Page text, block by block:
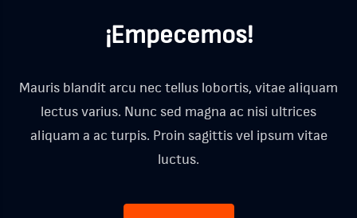
¡Empecemos!
Mauris blandit arcu nec tellus lobortis, vitae aliquam
lectus varius. Nunc sed magna ac nisi ultrices
aliquam a ac turpis. Proin sagittis vel ipsum vitae
luctus.